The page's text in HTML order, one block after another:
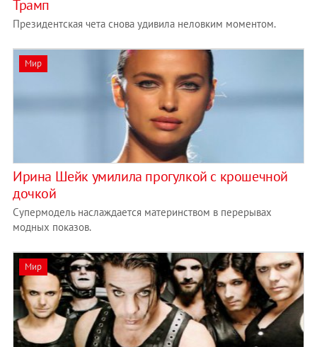
Трамп
Президентская чета снова удивила неловким моментом.
Мир
Ирина Шейк умилила прогулкой с крошечной
дочкой
Супермодель наслаждается материнством в перерывах
модных показов.
Мир